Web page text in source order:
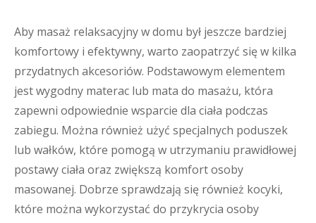
Aby masaż relaksacyjny w domu był jeszcze bardziej
komfortowy i efektywny, warto zaopatrzyć się w kilka
przydatnych akcesoriów. Podstawowym elementem
jest wygodny materac lub mata do masażu, która
zapewni odpowiednie wsparcie dla ciała podczas
zabiegu. Można również użyć specjalnych poduszek
lub wałków, które pomogą w utrzymaniu prawidłowej
postawy ciała oraz zwiększą komfort osoby
masowanej. Dobrze sprawdzają się również kocyki,
które można wykorzystać do przykrycia osoby